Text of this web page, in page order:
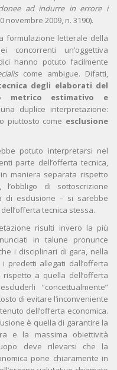
ad indurre in errore i
novembre 2009, n. 3190).
formulazione letterale della
concorrenti un’oggettiva
hanno potuto facilmente
come ambigue. Difatti,
degli elaborati del
metrico estimativo e
duplice interpretazione:
o piuttosto come esclusione
potuto interpretarsi nel
parte dell’offerta tecnica,
maniera separata rispetto
l’obbligo di sottoscrizione
di esclusione – si sarebbe
tecnica stessa.
risulti invero la più
in talune pronunce
i disciplinari di gara, nella
predetti allegati dall’offerta
a quella dell’offerta
“concettualmente”
di evitare l’inconveniente
dell’offerta economica.
è quella di garantire la
e la massima obiettività
deve rilevarsi che la
pone chiaramente in